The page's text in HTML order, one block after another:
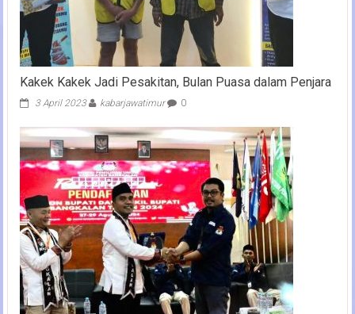
Kakek Kakek Jadi Pesakitan, Bulan Puasa dalam Penjara
3 April 2023 kabarjawatimur 0